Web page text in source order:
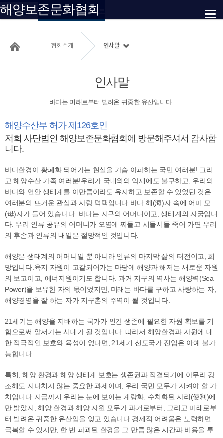
해양보존문화협회
협회소개 인사말
인사말 조직도 이사장 프로필 및 활동
인사말
바다는 미래로부터 빌려온 귀중한 유산입니다.
해양수산부 허가 제126호인
저희 사단법인 해양보존문화협회에 방문해주셔서 감사합
니다.
바다환경이 황폐화 되어가는 현실을 가슴 아파하는 국민 여러분! 그리
고 해양수산 가족 여러분!우리가 국내외의 악재에도 불구하고, 우리의
바다와 연안 생태계를 이만큼이라도 유지하고 보존할 수 있었던 것은
여러분의 뜨거운 관심과 사랑 덕택입니다. 바다 해(海)자 속에 어미 모
(母)자가 들어 있습니다. 바다는 지구의 어머니이고, 생태계의 자궁입니
다. 우리 인류 공유의 어머니가 오염에 찌들고 시들시들 죽어 가면 우리
의 후손과 인류의 내일은 절망적인 것입니다.
해양은 생태계의 어머니일 뿐 아니라 인류의 마지막 삶의 터전이고, 희
망입니다. 육지 자원이 고갈되어가는 마당에 해양과 해저는 새로운 자원
의 보고이고, 에너지원이기도 합니다. 과거 지구의 역사는 해양력(Sea
Power)을 보유한 자의 몫이었지만, 미래는 바다를 구하고 사랑하는 자,
해양경영을 잘 하는 자가 지구촌의 주역이 될 것입니다.
21세기는 해양을 지배하는 국가가 인간 생존에 필요한 자원 확보를 기
함으로써 앞서가는 시대가 될 것입니다. 따라서 해양환경과 자원에 대
한 적극적인 보호와 육성이 없다면, 21세기 선도국가 진입은 아예 불가
능합니다.
특히, 해양 환경과 해양 생태계 보호는 생존권과 직결되기에 아무리 강
조해도 지나치지 않는 중요한 과제이며, 우리 국민 모두가 지켜야 할 가
치입니다. 지금까지 우리는 눈에 보이는 계량화, 수치화된 사리(使利)에
만 밝았지, 해양 환경과 해양 자원 모두가 과거로부터, 그리고 미래로부
터 빌려온 귀중한 유산임을 잊고 있습니다. 경제적 어려움은 노력하면
극복할 수 있지만, 한 번 파괴된 환경을 그 만큼 많은 시간과 비용을 투